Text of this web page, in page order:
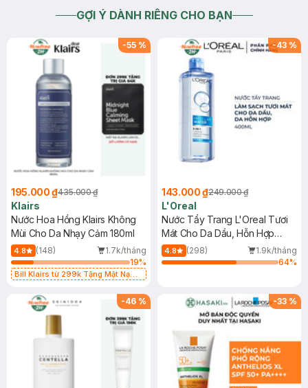
GỢI Ý DÀNH RIÊNG CHO BẠN
-55 %
195.000 ₫435.000 ₫
Klairs
Nước Hoa Hồng Klairs Không
Mùi Cho Da Nhạy Cảm 180ml
4.8 (148)
1.7k/tháng
19%
Bill Klairs từ 299k Tặng Mặt Nạ
25ml (SL Có Hạn)
-43 %
143.000 ₫249.000 ₫
L'Oreal
Nước Tẩy Trang L'Oreal Tươi
Mát Cho Da Dầu, Hỗn Hợp
400ml
4.8 (298)
1.9k/tháng
64%
-46 % -33 %